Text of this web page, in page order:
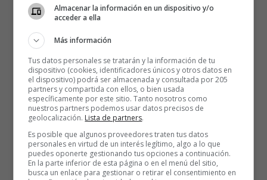
Almacenar la información en un dispositivo y/o
acceder a ella
Más información
Tus datos personales se tratarán y la información de tu
dispositivo (cookies, identificadores únicos y otros datos en
el dispositivo) podrá ser almacenada y consultada por 205
partners y compartida con ellos, o bien usada
específicamente por este sitio. Tanto nosotros como
nuestros partners podemos usar datos precisos de
geolocalización. Lista de partners.
Es posible que algunos proveedores traten tus datos
personales en virtud de un interés legítimo, algo a lo que
puedes oponerte gestionando tus opciones a continuación.
En la parte inferior de esta página o en el menú del sitio,
busca un enlace para gestionar o retirar el consentimiento en